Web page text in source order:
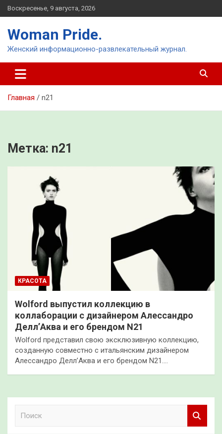
Перейти
к
Воскресенье, 9 августа, 2026
Woman Pride.
Женский информационно-развлекательный журнал.
Главная n21
Метка: n21
КРАСОТА
Wolford выпустил коллекцию в
коллаборации с дизайнером Алессандро
Делл’Аква и его брендом N21
Wolford представил свою эксклюзивную коллекцию,
созданную совместно с итальянским дизайнером
Алессандро Делл’Аква и его брендом N21.…